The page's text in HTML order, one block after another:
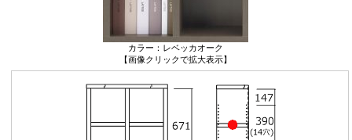
カラー：レベッカオーク
【画像クリックで拡大表示】